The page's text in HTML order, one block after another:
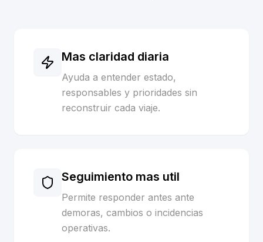
Mas claridad diaria
Ayuda a entender estado,
responsables y prioridades sin
reconstruir cada viaje.
Seguimiento mas util
Permite responder antes ante
demoras, cambios o incidencias
operativas.